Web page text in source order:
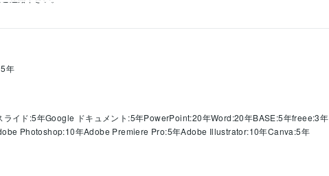
年
ライド:5年Google ドキュメント:5年PowerPoint:20年Word:20年BASE:5年freee:3年
Photoshop:10年Adobe Premiere Pro:5年Adobe Illustrator:10年Canva:5年